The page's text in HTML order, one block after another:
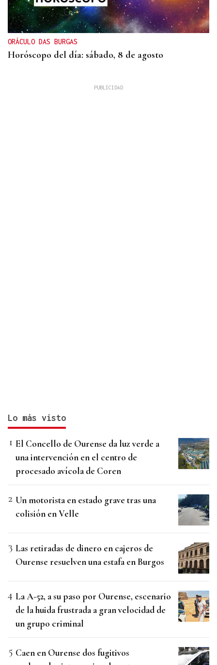
ORÁCULO DAS BURGAS
Horóscopo del día: sábado, 8 de agosto
Lo más visto
El Concello de Ourense da luz verde a
una intervención en el centro de
procesado avícola de Coren
Un motorista en estado grave tras una
colisión en Velle
Las retiradas de dinero en cajeros de
Ourense resuelven una estafa en Burgos
La A-52, a su paso por Ourense, escenario
de la huida frustrada a gran velocidad de
un grupo criminal
Caen en Ourense dos fugitivos